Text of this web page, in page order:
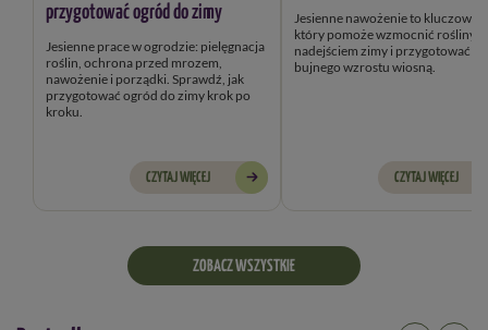
przygotować ogród do zimy
Jesienne prace w ogrodzie: pielęgnacja
roślin, ochrona przed mrozem,
nawożenie i porządki. Sprawdź, jak
przygotować ogród do zimy krok po
kroku.
CZYTAJ WIĘCEJ
Jesienne nawożenie to kluczowy
który pomoże wzmocnić rośliny przed
nadejściem zimy i przygotować je
bujnego wzrostu wiosną.
CZYTAJ WIĘCEJ
ZOBACZ WSZYSTKIE